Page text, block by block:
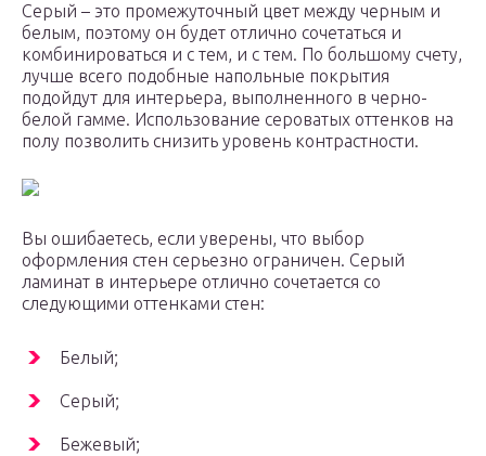
Серый – это промежуточный цвет между черным и
белым, поэтому он будет отлично сочетаться и
комбинироваться и с тем, и с тем. По большому счету,
лучше всего подобные напольные покрытия
подойдут для интерьера, выполненного в черно-
белой гамме. Использование сероватых оттенков на
полу позволить снизить уровень контрастности.
Вы ошибаетесь, если уверены, что выбор
оформления стен серьезно ограничен. Серый
ламинат в интерьере отлично сочетается со
следующими оттенками стен:
Белый;
Серый;
Бежевый;